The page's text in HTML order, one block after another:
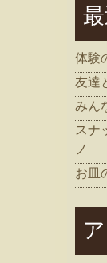
体験
友達
みん
スナ
ノ
お皿